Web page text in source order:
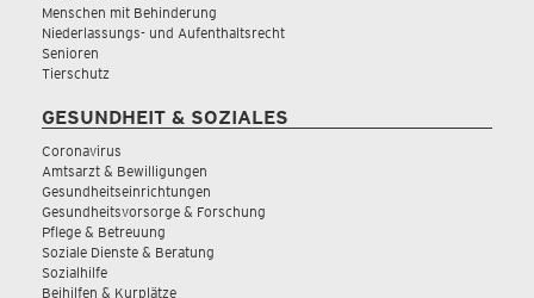
Menschen mit Behinderung
Niederlassungs- und Aufenthaltsrecht
Senioren
Tierschutz
GESUNDHEIT & SOZIALES
Coronavirus
Amtsarzt & Bewilligungen
Gesundheitseinrichtungen
Gesundheitsvorsorge & Forschung
Pflege & Betreuung
Soziale Dienste & Beratung
Sozialhilfe
Beihilfen & Kurplätze